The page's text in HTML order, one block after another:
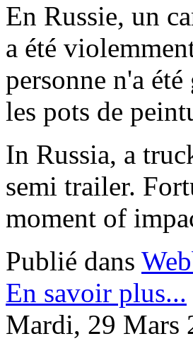
En Russie, un
a été
personne n'a
les pots de
In Russia, a
semi trailer.
moment of
Publié dans
En savoir plus...
Mardi, 29 Mars